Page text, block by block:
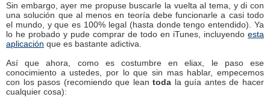
Sin embargo, ayer me propuse buscarle la vuelta al tema, y di con
una solución que al menos en teoría debe funcionarle a casi todo
el mundo, y que es 100% legal (hasta donde tengo entendido). Ya
lo he probado y pude comprar de todo en iTunes, incluyendo esta
aplicación que es bastante adictiva.
Así que ahora, como es costumbre en eliax, le paso ese
conocimiento a ustedes, por lo que sin mas hablar, empecemos
con los pasos (recomiendo que leantoda la guía antes de hacer
cualquier cosa):